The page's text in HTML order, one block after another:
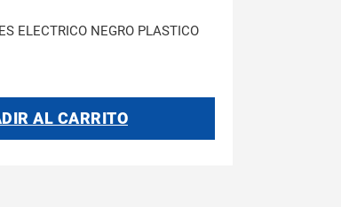
ELECTRICO NEGRO PLASTICO
AL CARRITO